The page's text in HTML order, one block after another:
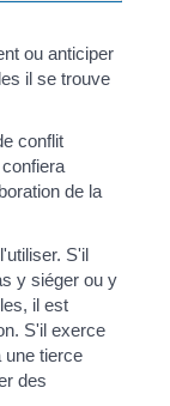
ou anticiper
il se trouve
conflit
de la
S'il
y siéger ou y
il est
S'il exerce
une tierce
des